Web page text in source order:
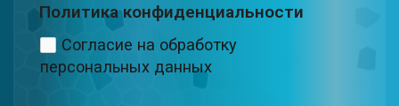
Политика конфиденциальности
Согласие на обработку
персональных данных